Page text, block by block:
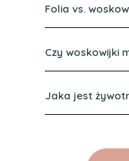
Folia vs.
Czy woskowijki
Jaka jest